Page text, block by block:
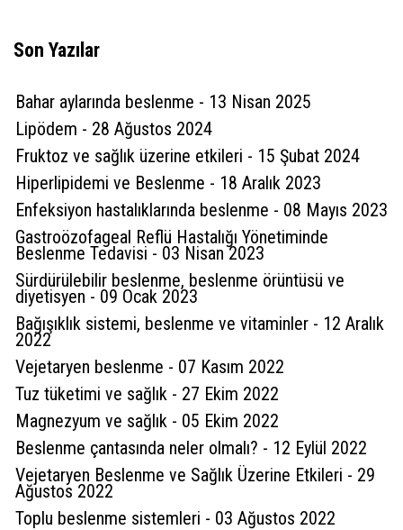
Son Yazılar
Bahar aylarında beslenme - 13 Nisan 2025
Lipödem - 28 Ağustos 2024
Fruktoz ve sağlık üzerine etkileri - 15 Şubat 2024
Hiperlipidemi ve Beslenme - 18 Aralık 2023
Enfeksiyon hastalıklarında beslenme - 08 Mayıs 2023
Gastroözofageal Reflü Hastalığı Yönetiminde
Beslenme Tedavisi - 03 Nisan 2023
Sürdürülebilir beslenme, beslenme örüntüsü ve
diyetisyen - 09 Ocak 2023
Bağışıklık sistemi, beslenme ve vitaminler - 12 Aralık
2022
Vejetaryen beslenme - 07 Kasım 2022
Tuz tüketimi ve sağlık - 27 Ekim 2022
Magnezyum ve sağlık - 05 Ekim 2022
Beslenme çantasında neler olmalı? - 12 Eylül 2022
Vejetaryen Beslenme ve Sağlık Üzerine Etkileri - 29
Ağustos 2022
Toplu beslenme sistemleri - 03 Ağustos 2022